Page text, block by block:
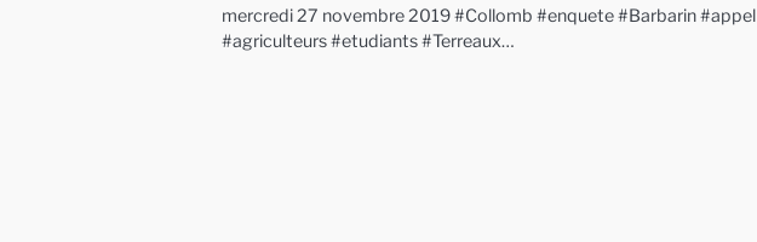
mercredi 27 novembre 2019 #Collomb #enquete #Barbarin #appel
#agriculteurs #etudiants #Terreaux…